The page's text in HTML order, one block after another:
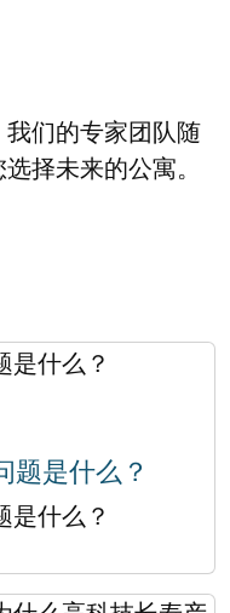
们的专家团队随
择未来的公寓。
题是什么？
是什么？